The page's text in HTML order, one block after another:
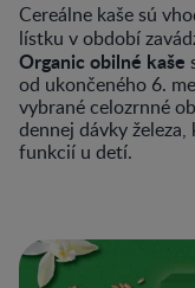
Cereálne kaše sú
lístku v období
Organic obilné kaše
od ukončeného 6.
vybrané celozrnné
dennej dávky
funkcií u detí.​